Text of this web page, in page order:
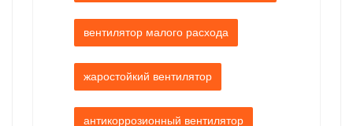
вентилятор малого расхода
жаростойкий вентилятор
антикоррозионный вентилятор